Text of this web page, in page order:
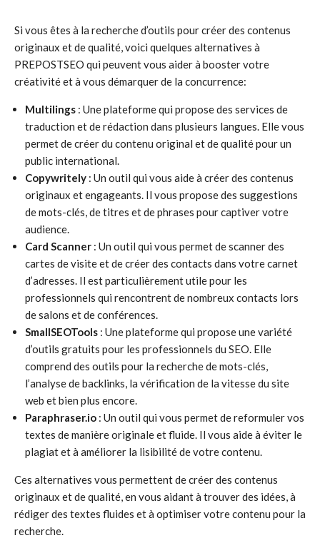
Si vous êtes à la recherche d’outils pour créer des contenus
originaux et de qualité, voici quelques alternatives à
PREPOSTSEO qui peuvent vous aider à booster votre
créativité et à vous démarquer de la concurrence:
Multilings : Une plateforme qui propose des services de
traduction et de rédaction dans plusieurs langues. Elle vous
permet de créer du contenu original et de qualité pour un
public international.
Copywritely : Un outil qui vous aide à créer des contenus
originaux et engageants. Il vous propose des suggestions
de mots-clés, de titres et de phrases pour captiver votre
audience.
Card Scanner : Un outil qui vous permet de scanner des
cartes de visite et de créer des contacts dans votre carnet
d’adresses. Il est particulièrement utile pour les
professionnels qui rencontrent de nombreux contacts lors
de salons et de conférences.
SmallSEOTools : Une plateforme qui propose une variété
d’outils gratuits pour les professionnels du SEO. Elle
comprend des outils pour la recherche de mots-clés,
l’analyse de backlinks, la vérification de la vitesse du site
web et bien plus encore.
Paraphraser.io : Un outil qui vous permet de reformuler vos
textes de manière originale et fluide. Il vous aide à éviter le
plagiat et à améliorer la lisibilité de votre contenu.
Ces alternatives vous permettent de créer des contenus
originaux et de qualité, en vous aidant à trouver des idées, à
rédiger des textes fluides et à optimiser votre contenu pour la
recherche.